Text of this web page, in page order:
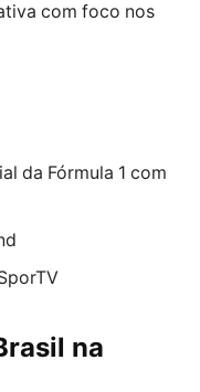
com foco nos
da Fórmula 1 com
na